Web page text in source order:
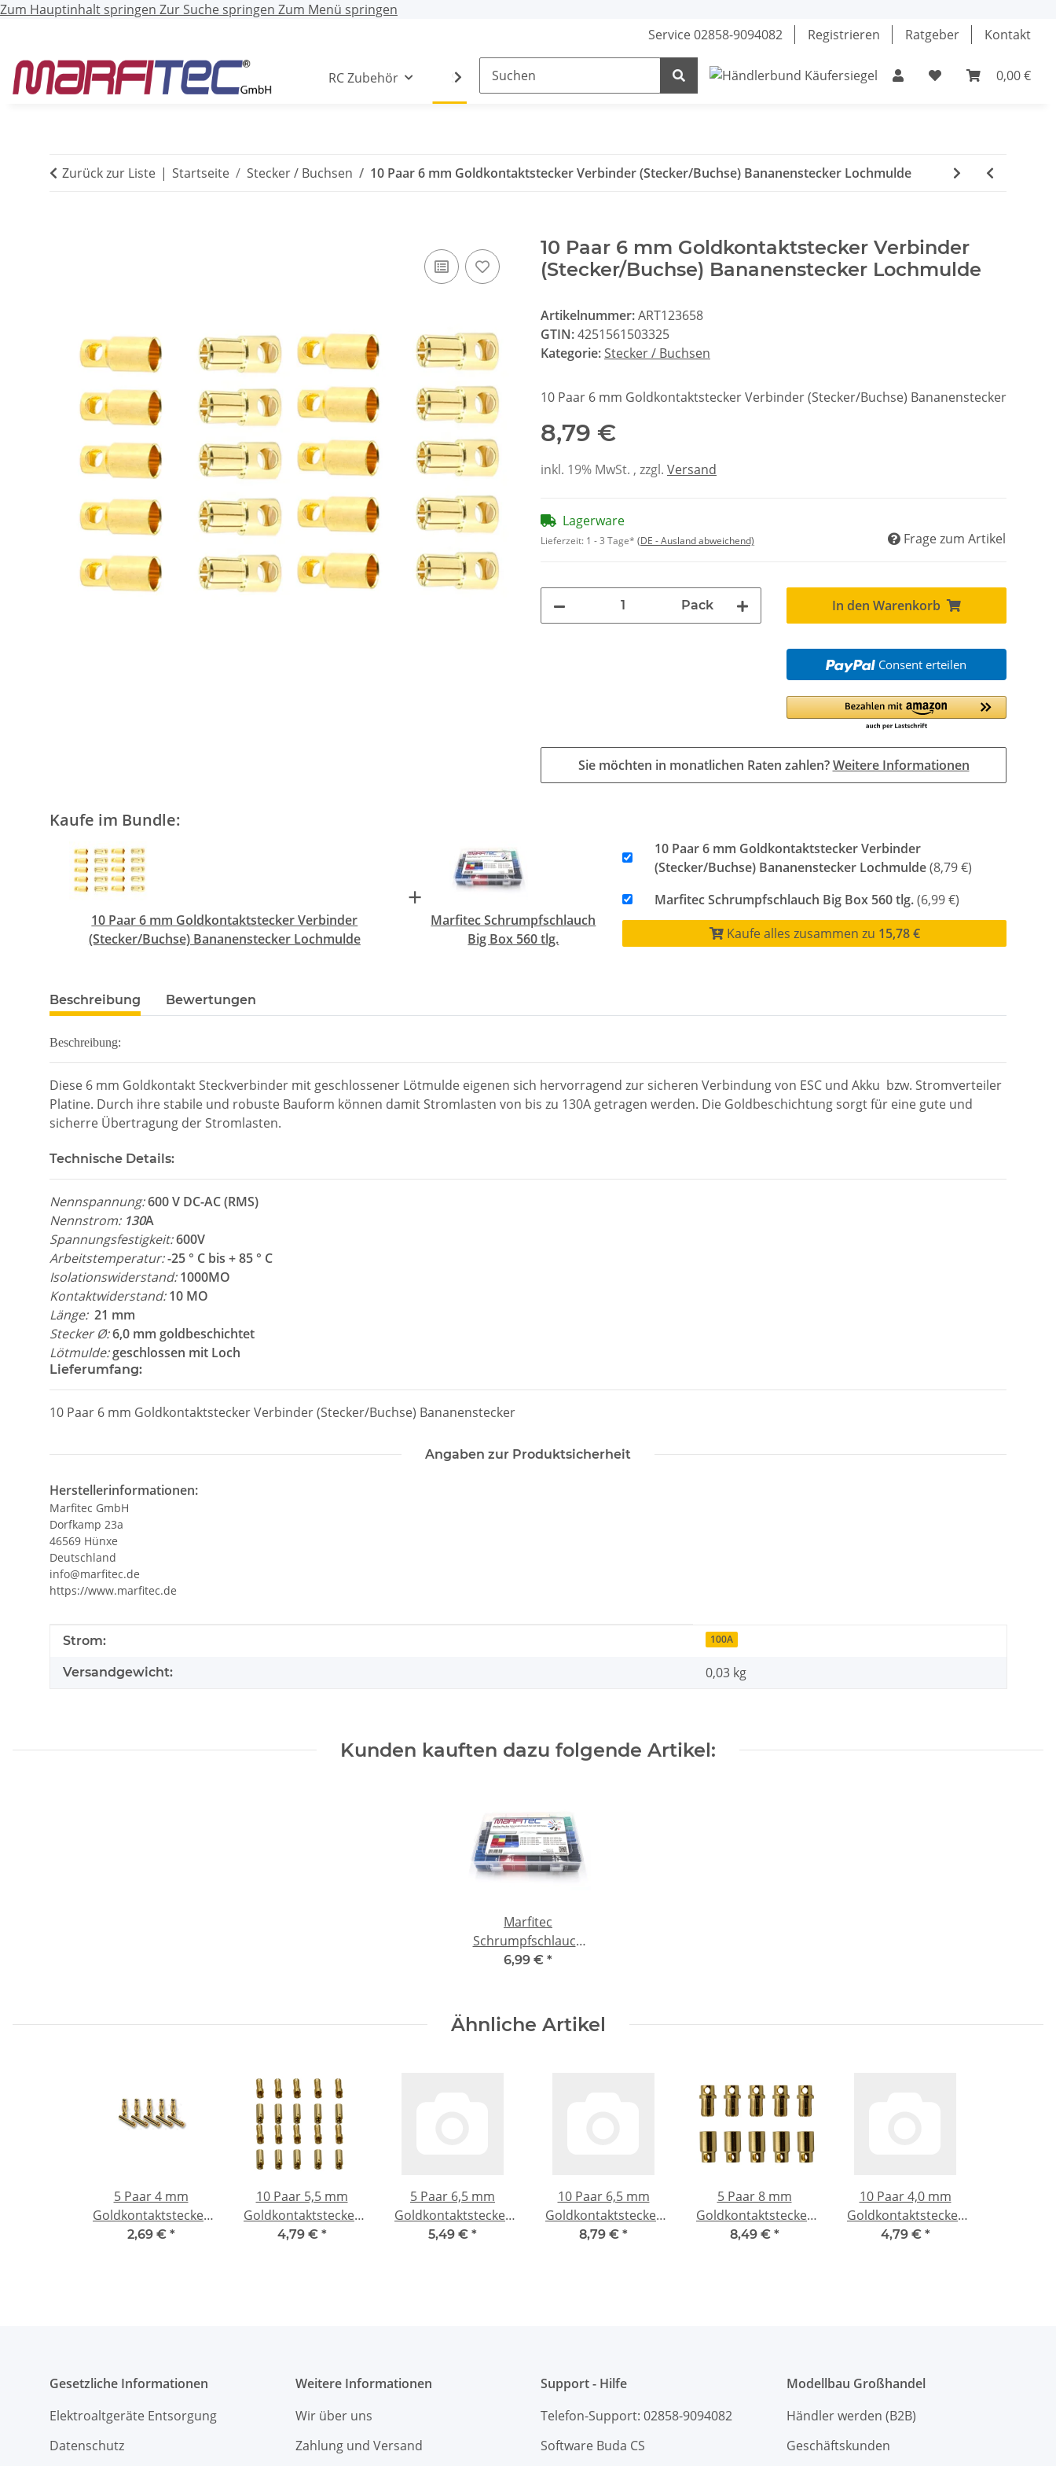
Zum Hauptinhalt springen Zur Suche springen Zum Menü springen
Service 02858-9094082
Registrieren Ratgeber Kontakt
0,00 €
RC Zubehör Stecker / Buchsen Lade- /Adapterkabel Klebstoffe Fette & Öle Werkzeuge
Zurück zur Liste Startseite Stecker / Buchsen 10 Paar 6 mm Goldkontaktstecker Verbinder (Stecker/Buchse) Bananenstecker Lochmulde
10 Paar 6 mm Goldkontaktstecker Verbinder
(Stecker/Buchse) Bananenstecker Lochmulde
Artikelnummer:ART123658
GTIN:4251561503325
Kategorie: Stecker / Buchsen
10 Paar 6 mm Goldkontaktstecker Verbinder (Stecker/Buchse) Bananenstecker
8,79 €
inkl. 19% MwSt. , zzgl. Versand
Lagerware
Lieferzeit: 1 - 3 Tage* (DE - Ausland abweichend) Frage zum Artikel
Pack In den Warenkorb
Consent erteilen
Sie möchten in monatlichen Raten zahlen?Weitere Informationen
Kaufe im Bundle:
10 Paar 6 mm Goldkontaktstecker Verbinder
(Stecker/Buchse) Bananenstecker Lochmulde
+
Marfitec Schrumpfschlauch
Big Box 560 tlg.
10 Paar 6 mm Goldkontaktstecker Verbinder
(Stecker/Buchse) Bananenstecker Lochmulde(8,79 €)
Marfitec Schrumpfschlauch Big Box 560 tlg.(6,99 €)
Kaufe alles zusammen zu 15,78 €
Beschreibung Bewertungen
Beschreibung:
Diese 6 mm Goldkontakt Steckverbinder mit geschlossener Lötmulde eigenen sich hervorragend zur sicheren Verbindung von ESC und Akku bzw. Stromverteiler
Platine. Durch ihre stabile und robuste Bauform können damit Stromlasten von bis zu 130A getragen werden. Die Goldbeschichtung sorgt für eine gute und
sicherre Übertragung der Stromlasten.
Technische Details:
Nennspannung:600 V DC-AC (RMS)
Nennstrom: 130A
Spannungsfestigkeit:600V
Arbeitstemperatur:-25 ° C bis + 85 ° C
Isolationswiderstand:1000MO
Kontaktwiderstand:10 MO
Länge:21 mm
Stecker Ø:6,0 mm goldbeschichtet
Lötmulde: geschlossen mit Loch
Lieferumfang:
10 Paar 6 mm Goldkontaktstecker Verbinder (Stecker/Buchse) Bananenstecker
Angaben zur Produktsicherheit
Herstellerinformationen:
Marfitec GmbH
Dorfkamp 23a
46569 Hünxe
Deutschland
info@marfitec.de
https://www.marfitec.de
Produkteigenschaft
Wert
Strom: 100A
Versandgewicht: 0,03 kg
Kunden kauften dazu folgende Artikel:
Marfitec
Schrumpfschlauch
Big Box 560 tlg.
6,99 € *
Ähnliche Artikel
5 Paar 4 mm
Goldkontaktstecker
Verbinder
2,69 € *
10 Paar 5,5 mm
Goldkontaktstecker
Verbinder
4,79 € *
5 Paar 6,5 mm
Goldkontaktstecker
Verbinder
5,49 € *
10 Paar 6,5 mm
Goldkontaktstecker
Verbinder
8,79 € *
5 Paar 8 mm
Goldkontaktstecker
Verbinder
8,49 € *
10 Paar 4,0 mm
Goldkontaktstecker
Verbinder
4,79 € *
Gesetzliche Informationen
Elektroaltgeräte Entsorgung
Datenschutz
Weitere Informationen
Wir über uns
Zahlung und Versand
Support - Hilfe
Telefon-Support: 02858-9094082
Software Buda CS
Modellbau Großhandel
Händler werden (B2B)
Geschäftskunden